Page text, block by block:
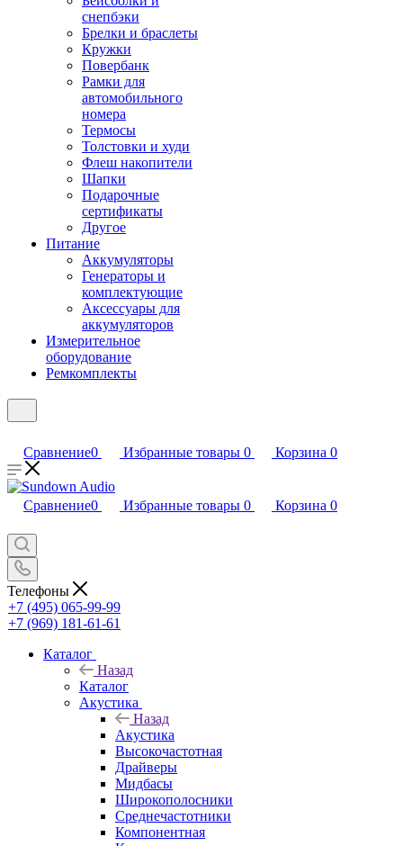
снепбэки
Брелки и браслеты
Кружки
Повербанк
Рамки для
автомобильного
номера
Термосы
Толстовки и худи
Флеш накопители
Шапки
Подарочные
сертификаты
Другое
Питание
Аккумуляторы
Генераторы и
комплектующие
Аксессуары для
аккумуляторов
Измерительное
оборудование
Ремкомплекты
Сравнение0 Избранные товары 0 Корзина 0
Сравнение0 Избранные товары 0 Корзина 0
Телефоны
+7 (495) 065-99-99
+7 (969) 181-61-61
Каталог
Назад
Каталог
Акустика
Назад
Акустика
Высокочастотная
Драйверы
Мидбасы
Широкополосники
Среднечастотники
Компонентная